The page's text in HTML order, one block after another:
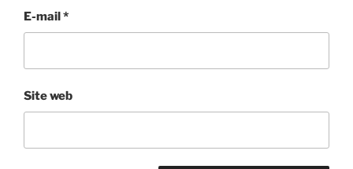
E-mail*
Site web